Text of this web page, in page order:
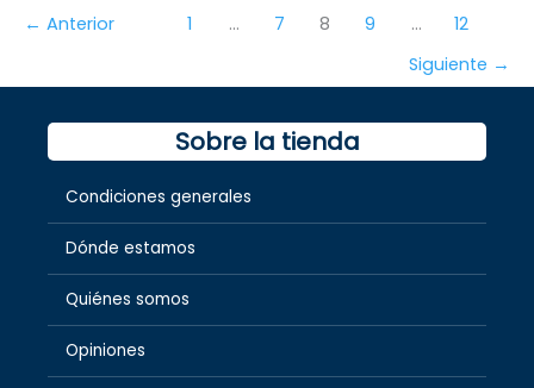
← Anterior 1 … 7 8 9 …
12
Siguiente →
Sobre la tienda
Condiciones generales
Dónde estamos
Quiénes somos
Opiniones